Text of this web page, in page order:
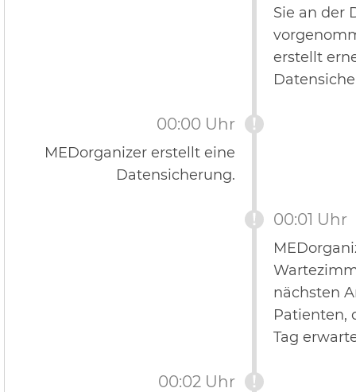
Sie an der
erstellt
00:00 Uhr
MEDorganizer erstellt eine
Datensicherung.
00:01 Uhr
nächsten
Patienten,
Tag
00:02 Uhr